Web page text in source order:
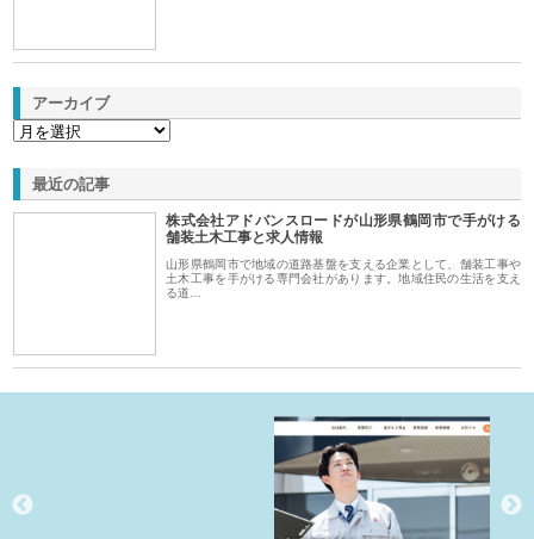
アーカイブ
最近の記事
株式会社アドバンスロードが山形県鶴岡市で手がける
舗装土木工事と求人情報
山形県鶴岡市で地域の道路基盤を支える企業として、舗装工事や
土木工事を手がける専門会社があります。地域住民の生活を支え
る道…